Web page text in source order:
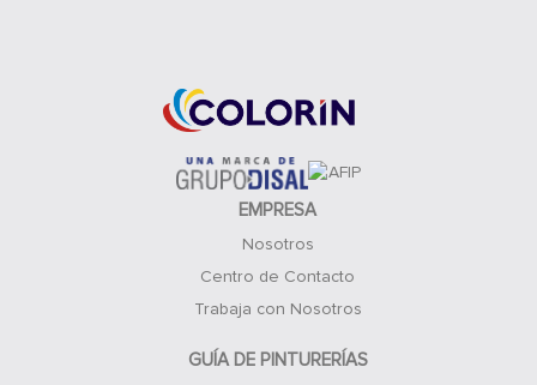
EMPRESA
Nosotros
Centro de Contacto
Trabaja con Nosotros
GUÍA DE PINTURERÍAS